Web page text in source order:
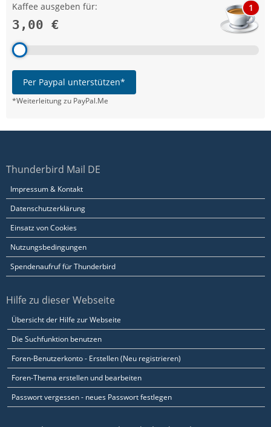
Kaffee ausgeben für:
3,00 €
1
Per Paypal unterstützen*
*Weiterleitung zu PayPal.Me
Thunderbird Mail DE
Impressum & Kontakt
Datenschutzerklärung
Einsatz von Cookies
Nutzungsbedingungen
Spendenaufruf für Thunderbird
Hilfe zu dieser Webseite
Übersicht der Hilfe zur Webseite
Die Suchfunktion benutzen
Foren-Benutzerkonto - Erstellen (Neu registrieren)
Foren-Thema erstellen und bearbeiten
Passwort vergessen - neues Passwort festlegen